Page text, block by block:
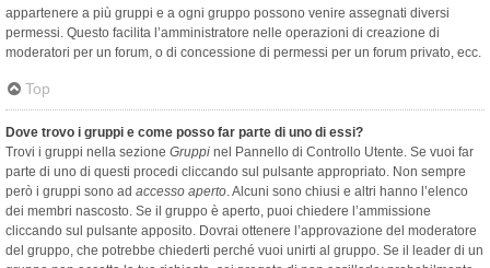
appartenere a più gruppi e a ogni gruppo possono venire assegnati diversi
permessi. Questo facilita l’amministratore nelle operazioni di creazione di
moderatori per un forum, o di concessione di permessi per un forum privato, ecc.
Top
Dove trovo i gruppi e come posso far parte di uno di essi?
Trovi i gruppi nella sezione Gruppi nel Pannello di Controllo Utente. Se vuoi far
parte di uno di questi procedi cliccando sul pulsante appropriato. Non sempre
però i gruppi sono ad accesso aperto. Alcuni sono chiusi e altri hanno l’elenco
dei membri nascosto. Se il gruppo è aperto, puoi chiedere l’ammissione
cliccando sul pulsante apposito. Dovrai ottenere l’approvazione del moderatore
del gruppo, che potrebbe chiederti perché vuoi unirti al gruppo. Se il leader di un